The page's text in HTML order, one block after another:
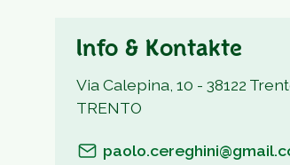
Info & Kontakte
Via Calepina, 10 - 38122
TRENTO